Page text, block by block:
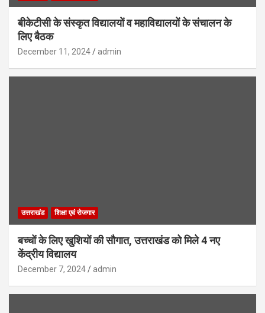
बीकेटीसी के संस्कृत विद्यालयों व महाविद्यालयों के संचालन के
लिए बैठक
December 11, 2024 admin
उत्तराखंड शिक्षा एवं रोजगार
बच्चों के लिए खुशियों की सौगात, उत्तराखंड को मिले 4 नए
केंद्रीय विद्यालय
December 7, 2024 admin